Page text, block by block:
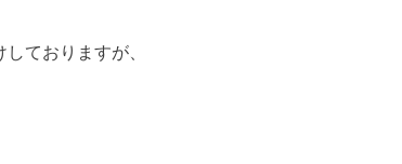
ておりますが、